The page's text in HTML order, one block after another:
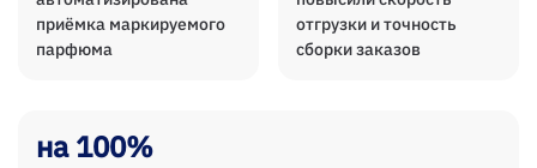
приёмка маркируемого
парфюма
отгрузки и точность
сборки заказов
на 100%